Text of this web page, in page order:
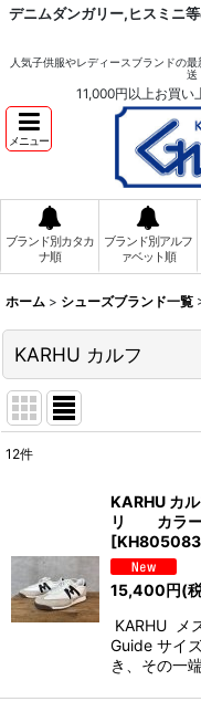
デニムダンガリー,ヒスミニ
人気子供服やレディースブランドの
送
11,000円以上お買い
メニュー
ブランド別カタカ
ナ順
ブランド別アルフ
ァベット順
ホーム > シューズブランド一覧
KARHU カルフ
12件
KARHU カ
リ カラー
[
15,400円(
KARHU メ
Guide サイ
き、その一